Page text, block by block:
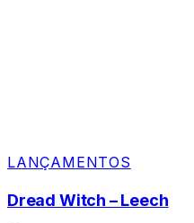
LANÇAMENTOS
Dread Witch – Leech